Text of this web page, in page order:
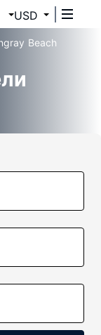
USD
Beach